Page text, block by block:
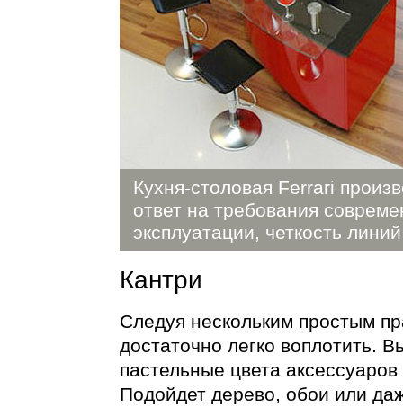
Кухня-столовая Ferrari
ответ на требования
эксплуатации, четкость
Кантри
Следуя нескольким простым
достаточно легко воплотить.
пастельные цвета
Подойдет дерево, обои или